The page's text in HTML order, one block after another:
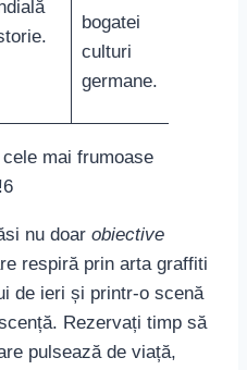
bogatei
culturi
germane.
nu doar obiective
respiră prin arta graffiti
de ieri și printr-o scenă
Rezervați timp să
pulsează de viață,